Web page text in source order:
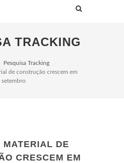
TRACKING
Pesquisa Tracking
de construção crescem em
setembro
MATERIAL DE
CRESCEM EM